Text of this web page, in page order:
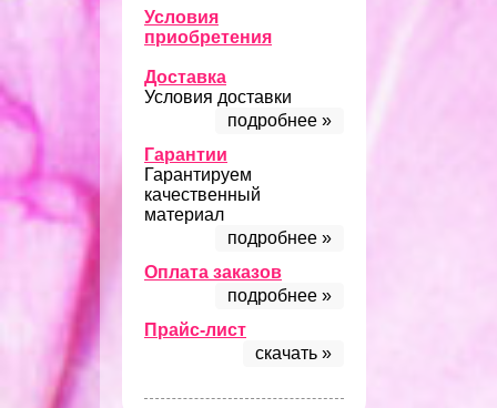
Условия
приобретения
Доставка
Условия доставки
подробнее »
Гарантии
Гарантируем
качественный
материал
подробнее »
Оплата заказов
подробнее »
Прайс-лист
скачать »